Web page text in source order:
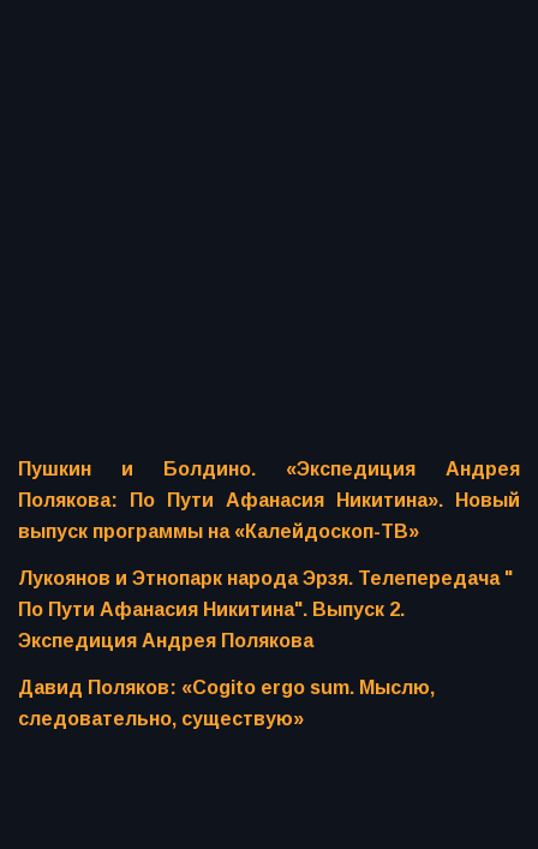
Пушкин и Болдино. «Экспедиция Андрея
Полякова: По Пути Афанасия Никитина». Новый
выпуск программы на «Калейдоскоп-ТВ»
Лукоянов и Этнопарк народа Эрзя. Телепередача "
По Пути Афанасия Никитина". Выпуск 2.
Экспедиция Андрея Полякова
Давид Поляков: «Cogito ergo sum. Мыслю,
следовательно, существую»